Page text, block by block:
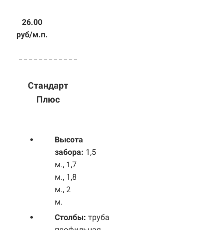
26.00
руб/м.п.
Стандарт
Плюс
Высота
забора: 1,5
м., 1,7
м., 1,8
м., 2
м.
Столбы: труба